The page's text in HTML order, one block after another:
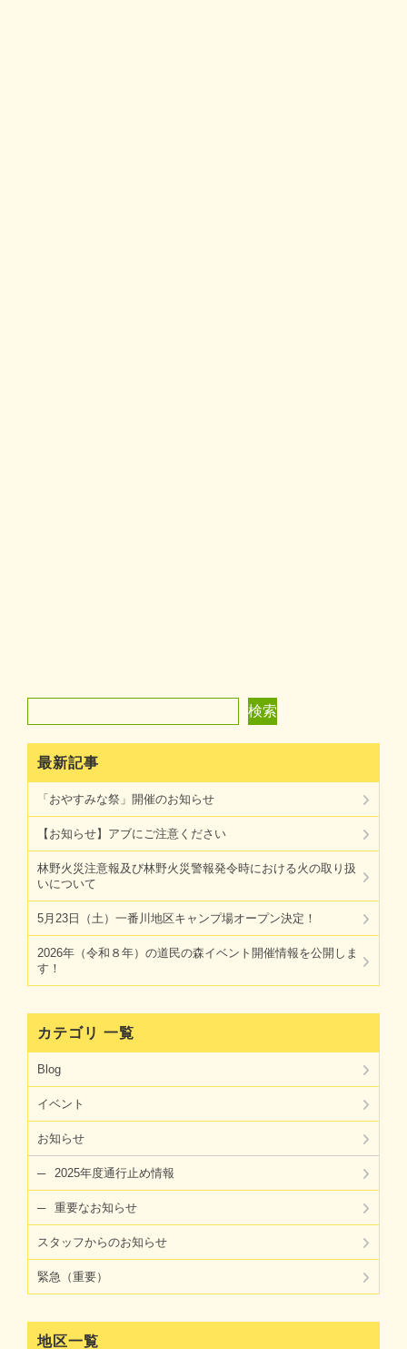
検索
最新記事
「おやすみな祭」開催のお知らせ
【お知らせ】アブにご注意ください
林野火災注意報及び林野火災警報発令時における火の取り扱
いについて
5月23日（土）一番川地区キャンプ場オープン決定！
2026年（令和８年）の道民の森イベント開催情報を公開しま
す！
カテゴリ 一覧
Blog
イベント
お知らせ
2025年度通行止め情報
重要なお知らせ
スタッフからのお知らせ
緊急（重要）
地区一覧